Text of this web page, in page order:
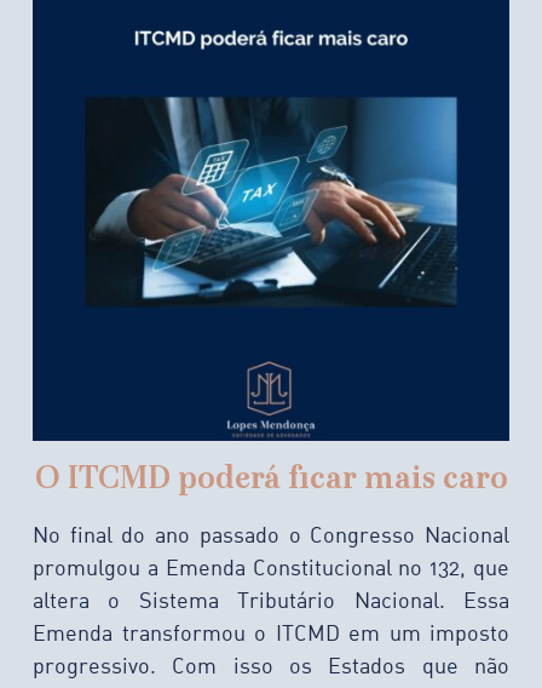
O ITCMD poderá ficar mais caro
No final do ano passado o Congresso Nacional
promulgou a Emenda Constitucional no 132, que
altera o Sistema Tributário Nacional. Essa
Emenda transformou o ITCMD em um imposto
progressivo. Com isso os Estados que não